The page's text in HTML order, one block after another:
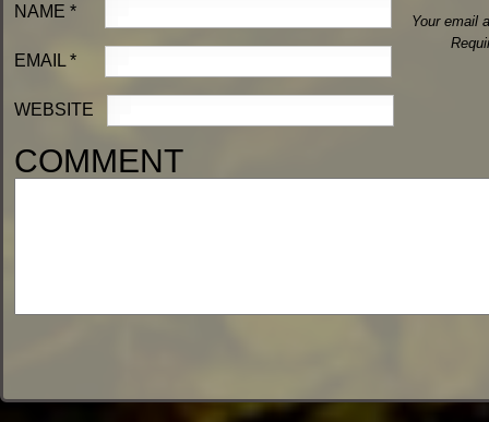
Your email
NAME *
EMAIL *
WEBSITE
COMMENT